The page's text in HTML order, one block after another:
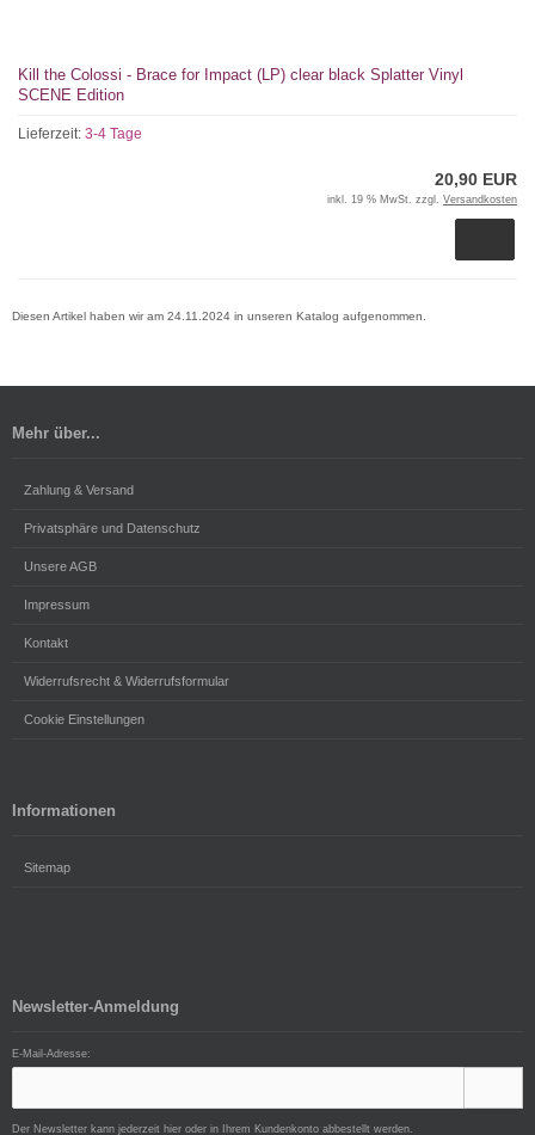
Kill the Colossi - Brace for Impact (LP) clear black Splatter Vinyl
SCENE Edition
Lieferzeit: 3-4 Tage
20,90 EUR
inkl. 19 % MwSt. zzgl. Versandkosten
Diesen Artikel haben wir am 24.11.2024 in unseren Katalog aufgenommen.
Mehr über...
Zahlung & Versand
Privatsphäre und Datenschutz
Unsere AGB
Impressum
Kontakt
Widerrufsrecht & Widerrufsformular
Cookie Einstellungen
Informationen
Sitemap
Newsletter-Anmeldung
E-Mail-Adresse:
Der Newsletter kann jederzeit hier oder in Ihrem Kundenkonto abbestellt werden.